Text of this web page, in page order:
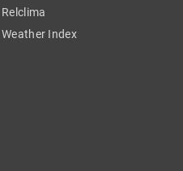
Relclima
Weather Index